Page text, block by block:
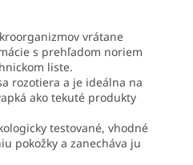
vrátane
s prehľadom noriem
liste.
rozotiera a je ideálna na
ako tekuté produkty
testované, vhodné
pokožky a zanecháva ju